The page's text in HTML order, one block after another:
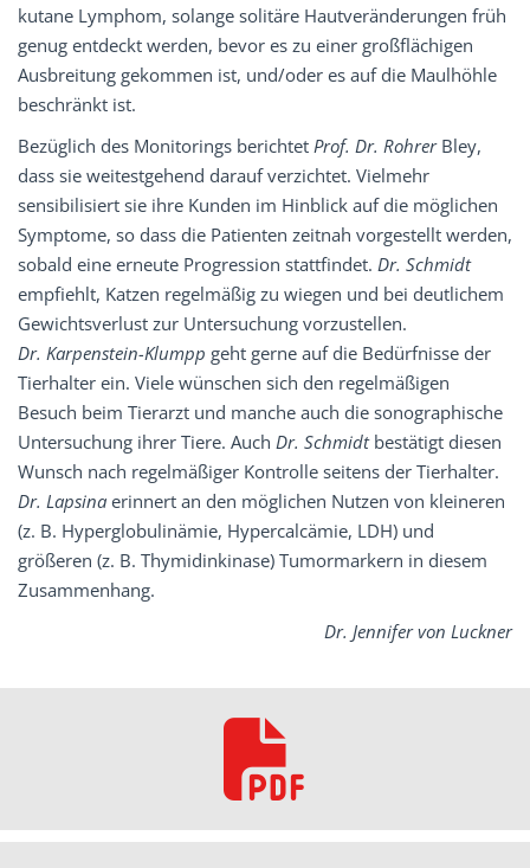
kutane Lymphom, solange solitäre Hautveränderungen früh
genug entdeckt werden, bevor es zu einer großflächigen
Ausbreitung gekommen ist, und/oder es auf die Maulhöhle
beschränkt ist.
Bezüglich des Monitorings berichtet Prof. Dr. Rohrer Bley,
dass sie weitestgehend darauf verzichtet. Vielmehr
sensibilisiert sie ihre Kunden im Hinblick auf die möglichen
Symptome, so dass die Patienten zeitnah vorgestellt werden,
sobald eine erneute Progression stattfindet. Dr. Schmidt
empfiehlt, Katzen regelmäßig zu wiegen und bei deutlichem
Gewichtsverlust zur Untersuchung vorzustellen.
Dr. Karpenstein­-Klumpp geht gerne auf die Bedürfnisse der
Tierhalter ein. Viele wünschen sich den regelmäßigen
Besuch beim Tierarzt und manche auch die sonographische
Untersuchung ihrer Tiere. Auch Dr. Schmidt bestätigt diesen
Wunsch nach regelmäßiger Kontrolle seitens der Tierhalter.
Dr. Lapsina erinnert an den möglichen Nutzen von kleineren
(z. B. Hyperglobulinämie, Hypercalcämie, LDH) und
größeren (z. B. Thymidinkinase) Tumormarkern in diesem
Zusammenhang.
Dr. Jennifer von Luckner